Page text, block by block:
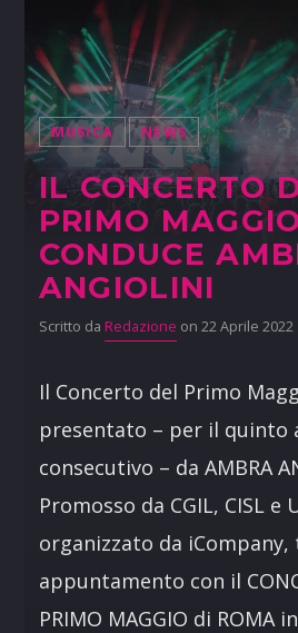
MUSICA NEWS
IL CONCERTO
PRIMO
CONDUCE
ANGIOLINI
Scritto da Redazione on 22 Aprile 2022
Il Concerto del Primo
presentato – per il quinto
consecutivo – da AMBRA
Promosso da CGIL, CISL
organizzato da iCompany,
appuntamento con il
PRIMO MAGGIO di ROMA